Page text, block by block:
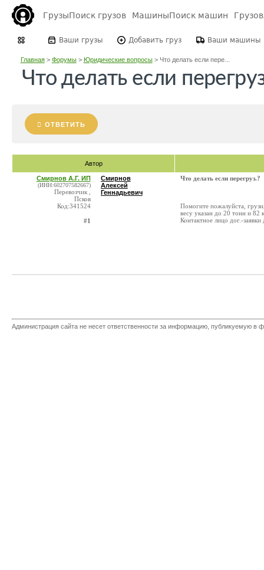
ГрузыПоиск грузов МашиныПоиск машин
Ваши грузы Добавить груз Ваши машины
Главная> Форумы> Юридические вопросы> Что делать если пере...
Что делать если
ОТВЕТИТЬ
Автор
Смирнов А.Г. ИП
(ИНН:602707582667)
Перевозчик ,
Псков
Код:341524
#1
Смирнов
Алексей
Геннадьевич
Что делать если перегруз.?
Помогите пожалуйста,
весу указан до 20 тонн и 82
Контактное лицо дог.-заявки
Администрация сайта не несет ответственности за информацию, публикуемую